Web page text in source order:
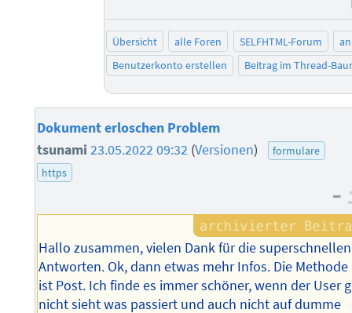
Übersicht alle Foren SELFHTML-Forum
Benutzerkonto erstellen
Beitrag im Thread-
Dokument erloschen Problem
tsunami 23.05.2022 09:32 (Versionen)
formulare
https
–
Hallo zusammen, vielen Dank für die superschnellen
Antworten. Ok, dann etwas mehr Infos. Die Methode
ist Post. Ich finde es immer schöner, wenn der User
nicht sieht was passiert und auch nicht auf dumme